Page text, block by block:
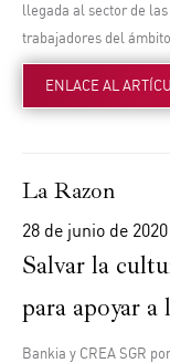
llegada al sector de
trabajadores del
ENLACE AL
La Razon
28 de junio de 2020
Salvar la
para apoyar
Bankia y CREA SGR